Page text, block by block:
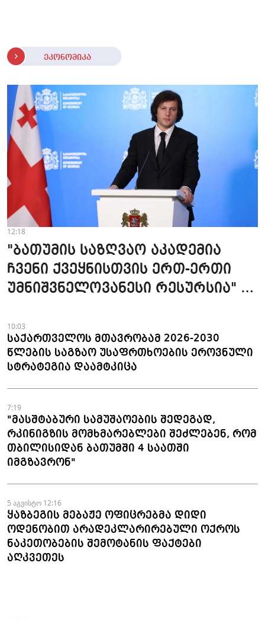
ეკონომიკა
12:18
"ბათუმის საზღვაო აკადემია
ჩვენი ქვეყნისთვის ერთ-ერთი
უმნიშვნელოვანესი რესურსია" -
10:03
საქართველოს მთავრობამ 2026-2030
წლების საგზაო უსაფრთხოების ეროვნული
სტრატეგია დაამტკიცა
7:19
"მასშტაბური სამუშაოების შედეგად,
რკინიგზის მომხმარებლები შეძლებენ, რომ
თბილისიდან ბათუმში 4 საათში
იმგზავრონ"
5 აგვისტო 12:16
ყაზბეგის მებაჟე ოფიცრებმა დიდი
ოდენობით არადეკლარირებული ოქროს
ნაკეთობების შემოტანის ფაქტები
აღკვეთეს